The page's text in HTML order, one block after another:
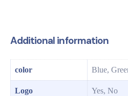
Additional information
color Blue,
Logo Yes, No